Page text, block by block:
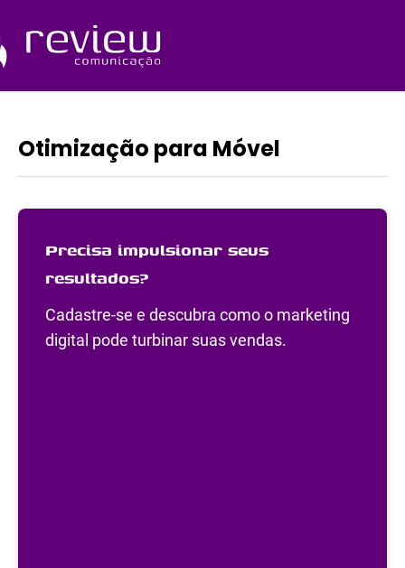
o
conteúdo
Otimização para Móvel
Precisa impulsionar seus
resultados?
Cadastre-se e descubra como o marketing
digital pode turbinar suas vendas.